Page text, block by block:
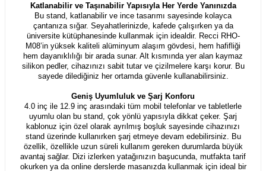
Katlanabilir ve Taşınabilir Yapısıyla Her Yerde Yanınızda
Bu stand, katlanabilir ve ince tasarımı sayesinde kolayca
çantanıza sığar. Seyahatlerinizde, kafede çalışırken ya da
üniversite kütüphanesinde kullanmak için idealdir. Recci RHO-
M08’in yüksek kaliteli alüminyum alaşım gövdesi, hem hafifliği
hem dayanıklılığı bir arada sunar. Alt kısmında yer alan kaymaz
silikon pedler, cihazınızı sabit tutar ve çizilmelere karşı korur. Bu
sayede dilediğiniz her ortamda güvenle kullanabilirsiniz.
Geniş Uyumluluk ve Şarj Konforu
4.0 inç ile 12.9 inç arasındaki tüm mobil telefonlar ve tabletlerle
uyumlu olan bu stand, çok yönlü yapısıyla dikkat çeker. Şarj
kablonuz için özel olarak ayrılmış boşluk sayesinde cihazınızı
stand üzerinde kullanırken şarj etmeye devam edebilirsiniz. Bu
özellik, özellikle uzun süreli kullanım gereken durumlarda büyük
avantaj sağlar. Dizi izlerken yatağınızın başucunda, mutfakta tarif
okurken ya da online derslerde masanızda kullanmak için ideal bir